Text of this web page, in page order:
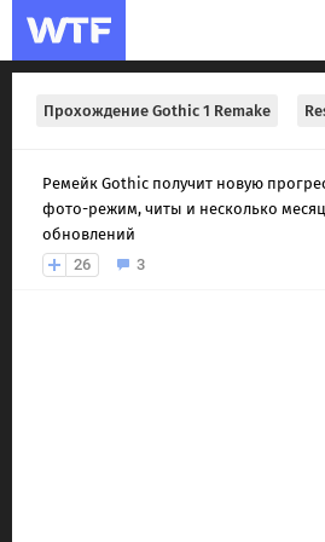
Прохождение Gothic 1 Remake
Ремейк Gothic получит новую
фото-режим, читы и несколько
обновлений
26
3